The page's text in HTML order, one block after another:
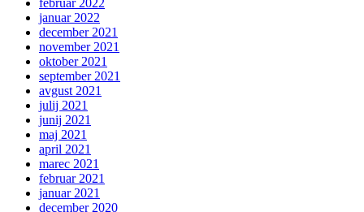
februar 2022
januar 2022
december 2021
november 2021
oktober 2021
september 2021
avgust 2021
julij 2021
junij 2021
maj 2021
april 2021
marec 2021
februar 2021
januar 2021
december 2020